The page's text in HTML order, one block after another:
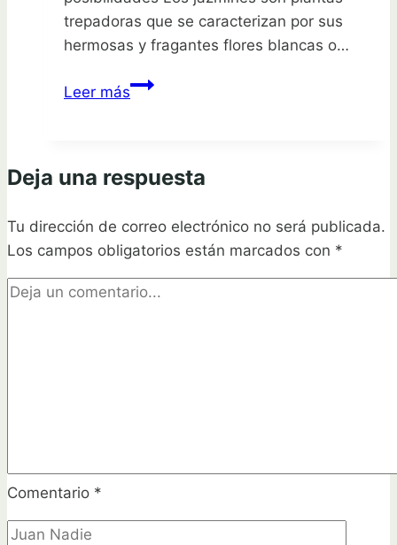
trepadoras que se caracterizan por sus
hermosas y fragantes flores blancas o…
Leer másAcompaña
estas
ideales
Deja una respuesta
Tu dirección de correo electrónico no será publicada.
Los campos obligatorios están marcados con *
Comentario *